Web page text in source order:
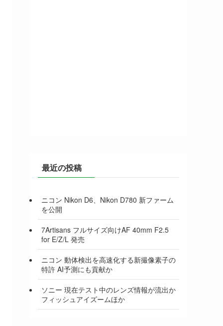
最近の投稿
ニコン Nikon D6、Nikon D780 新ファーム
を公開
7Artisans フルサイズ向けAF 40mm F2.5
for E/Z/L 発売
ニコン 動体検出を高速化する新撮像素子の
特許 AI予測にも貢献か
ソニー 現在テスト中のレンズ情報が流出か
フィッシュアイズームほか